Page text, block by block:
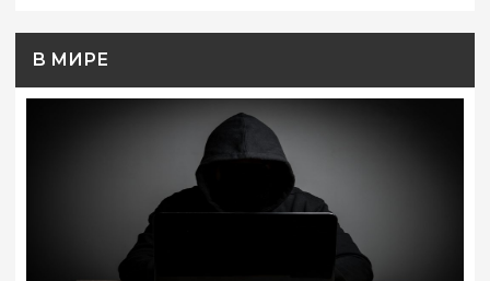
В МИРЕ